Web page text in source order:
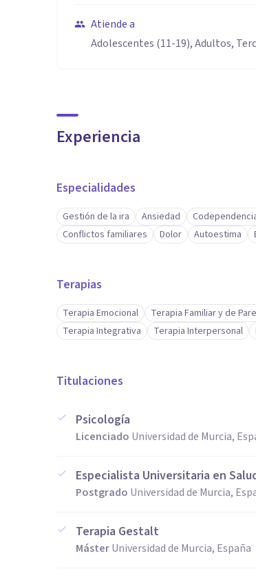
Atiende a
Adolescentes (11-19), Adultos,
Experiencia
Especialidades
Gestión de la ira Ansiedad
Conflictos familiares
Dolor Autoestima
Terapias
Terapia Emocional Terapia Familiar y de
Terapia Integrativa
Terapia Interpersonal
Titulaciones
Psicología
Licenciado Universidad de Murcia,
Especialista Universitaria en
Postgrado Universidad de Murcia,
Terapia Gestalt
MásterUniversidad de Murcia, España